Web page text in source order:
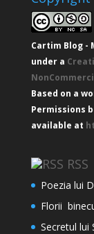
Cartim Blog -
under a
Based on a
Permissions
available at
RSS
Poezia lui
Florii
Secretul lui